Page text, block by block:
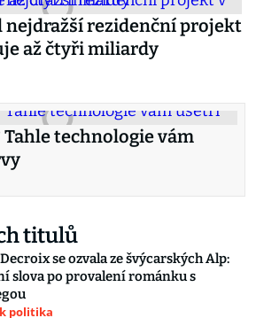
nejdražší rezidenční projekt
až čtyři miliardy
Tahle technologie vám
titulů
se ozvala ze švýcarských Alp:
slova po provalení románku s
politika